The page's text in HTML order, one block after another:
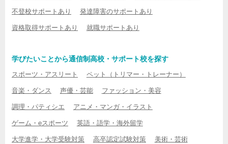
不登校サポートあり 発達障害のサポートあり
資格取得サポートあり 就職サポートあり
学びたいことから通信制高校・サポート校を探す
スポーツ・アスリート ペット（トリマー・トレーナー）
音楽・ダンス 声優・芸能 ファッション・美容
調理・パティシエ アニメ・マンガ・イラスト
ゲーム・eスポーツ 英語・語学・海外留学
大学進学・大学受験対策 高卒認定試験対策 美術・芸術